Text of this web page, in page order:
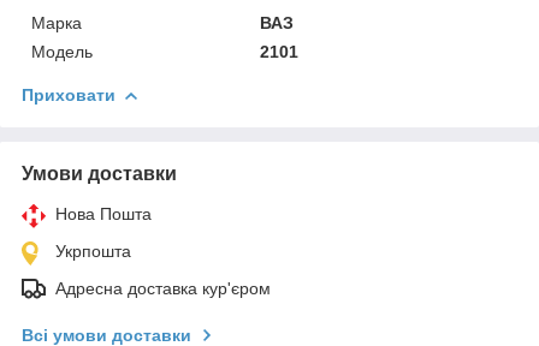
Марка
ВАЗ
Модель
2101
Приховати
Умови доставки
Нова Пошта
Укрпошта
Адресна доставка кур'єром
Всі умови доставки